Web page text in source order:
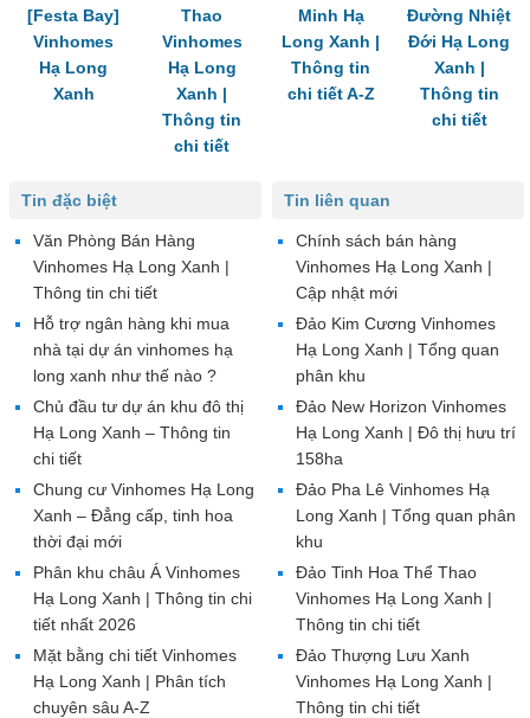
[Festa Bay]
Vinhomes
Hạ Long
Xanh
Thao
Vinhomes
Hạ Long
Xanh |
Thông tin
chi tiết
Minh Hạ
Long Xanh |
Thông tin
chi tiết A-Z
Đường Nhiệt
Đới Hạ Long
Xanh |
Thông tin
chi tiết
Tin liên quan
Chính sách bán hàng
Vinhomes Hạ Long Xanh |
Cập nhật mới
Đảo Kim Cương Vinhomes
Hạ Long Xanh | Tổng quan
phân khu
Đảo New Horizon Vinhomes
Hạ Long Xanh | Đô thị hưu trí
158ha
Đảo Pha Lê Vinhomes Hạ
Long Xanh | Tổng quan phân
khu
Đảo Tinh Hoa Thể Thao
Vinhomes Hạ Long Xanh |
Thông tin chi tiết
Đảo Thượng Lưu Xanh
Vinhomes Hạ Long Xanh |
Thông tin chi tiết
Tin đặc biệt
Văn Phòng Bán Hàng
Vinhomes Hạ Long Xanh |
Thông tin chi tiết
Hỗ trợ ngân hàng khi mua
nhà tại dự án vinhomes hạ
long xanh như thế nào ?
Chủ đầu tư dự án khu đô thị
Hạ Long Xanh – Thông tin
chi tiết
Chung cư Vinhomes Hạ Long
Xanh – Đẳng cấp, tinh hoa
thời đại mới
Phân khu châu Á Vinhomes
Hạ Long Xanh | Thông tin chi
tiết nhất 2026
Mặt bằng chi tiết Vinhomes
Hạ Long Xanh | Phân tích
chuyên sâu A-Z